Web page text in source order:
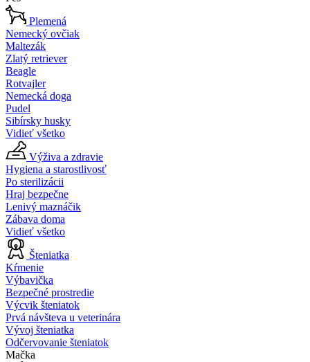
Plemená
Nemecký ovčiak
Maltezák
Zlatý retriever
Beagle
Rotvajler
Nemecká doga
Pudel
Sibírsky husky
Vidieť všetko
Výživa a zdravie
Hygiena a starostlivosť
Po sterilizácii
Hraj bezpečne
Lenivý maznáčik
Zábava doma
Vidieť všetko
Šteniatka
Kŕmenie
Výbavička
Bezpečné prostredie
Výcvik šteniatok
Prvá návšteva u veterinára
Vývoj šteniatka
Odčervovanie šteniatok
Mačka